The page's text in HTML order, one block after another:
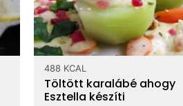
488 KCAL
Töltött karalábé ahogy
Esztella készíti